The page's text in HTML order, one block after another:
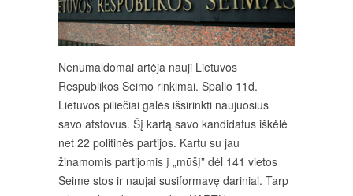
Nenumaldomai artėja nauji Lietuvos
Respublikos Seimo rinkimai. Spalio 11d.
Lietuvos piliečiai galės išsirinkti naujuosius
savo atstovus. Šį kartą savo kandidatus iškėlė
net 22 politinės partijos. Kartu su jau
žinamomis partijomis į „mūšį” dėl 141 vietos
Seime stos ir naujai susiformavę dariniai. Tarp